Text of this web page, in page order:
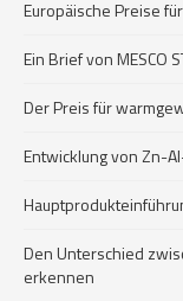
Europäische Preise
Ein Brief von MESCO
Der Preis für
Entwicklung von Zn-
Den Unterschied
erkennen